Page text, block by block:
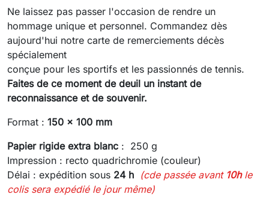
Ne laissez pas passer l'occasion de rendre un
hommage unique et personnel. Commandez dès
aujourd'hui notre carte de remerciements décès
spécialement
conçue pour les sportifs et les passionnés de tennis.
Faites de ce moment de deuil un instant de
reconnaissance et de souvenir.
Format : 150 x 100 mm
Papier rigide extra blanc : 250 g
Impression : recto quadrichromie (couleur)
Délai : expédition sous 24 h (cde passée avant 10hle
colis sera expédié le jour même)